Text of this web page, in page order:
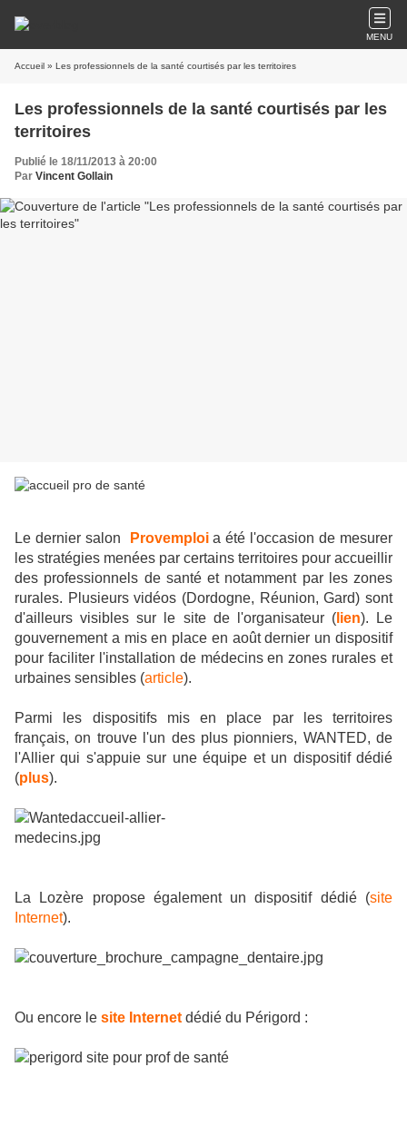
MENU
Accueil » Les professionnels de la santé courtisés par les territoires
Les professionnels de la santé courtisés par les
territoires
Publié le 18/11/2013 à 20:00
Par Vincent Gollain
Le dernier salon Provemploia été l'occasion de mesurer
les stratégies menées par certains territoires pour accueillir
des professionnels de santé et notamment par les zones
rurales. Plusieurs vidéos (Dordogne, Réunion, Gard) sont
d'ailleurs visibles sur le site de l'organisateur (lien). Le
gouvernement a mis en place en août dernier un dispositif
pour faciliter l'installation de médecins en zones rurales et
urbaines sensibles (article).
Parmi les dispositifs mis en place par les territoires
français, on trouve l'un des plus pionniers, WANTED, de
l'Allier qui s'appuie sur une équipe et un dispositif dédié
(plus).
La Lozère propose également un dispositif dédié (site
Internet).
Ou encore le site Internet dédié du Périgord :